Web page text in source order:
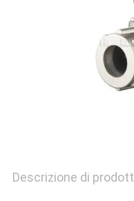
Descrizione di